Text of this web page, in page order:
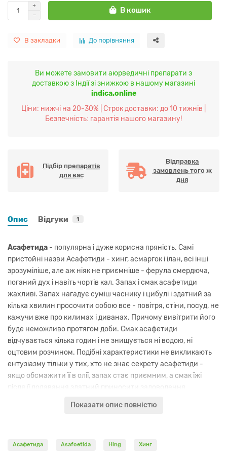
В кошик
В закладки До порівняння
Ви можете замовити аюрведичні препарати з
доставкою з Індії зі знижкою в нашому магазині
indica.online
Ціни: нижчі на 20-30% | Строк доставки: до 10 тижнів |
Безпечність: гарантія нашого магазину!
Підбір препаратів
для вас
Відправка
замовлень того ж
дня
Опис Відгуки 1
Асафетида - популярна і дуже корисна пряність. Самі
пристойні назви Асафетиди - хинг, асмаргок і ілан, всі інші
зрозуміліше, але аж ніяк не приємніше - ферула смердюча,
поганий дух і навіть чортів кал. Запах і смак асафетиди
жахливі. Запах нагадує суміш часнику і цибулі і здатний за
кілька хвилин просочити собою все - повітря, стіни, посуд, не
кажучи вже про килимах і диванах. Причому вивітрити його
буде неможливо протягом доби. Смак асафетиди
відчувається кілька годин і не знищується ні водою, ні
оцтовим розчином. Подібні характеристики не викликають
ентузіазму тільки у тих, хто не знає секрету асафетиди -
якщо обсмажити її в олії, запах стає приємним, а смак їжі
після її додавання здатний приносити задоволення.
Застосовують її при істерії, вона має спазмолітичну,
Показати опис повністю
Асафетида Asafoetida Hing Хинг